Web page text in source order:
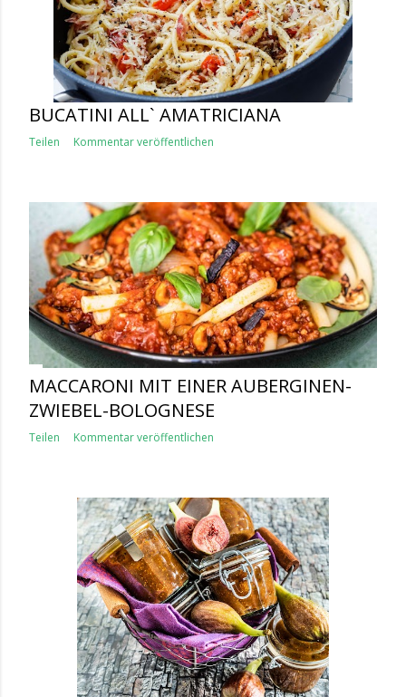
BUCATINI ALL` AMATRICIANA
Teilen Kommentar veröffentlichen
MACCARONI MIT EINER AUBERGINEN-
ZWIEBEL-BOLOGNESE
Teilen Kommentar veröffentlichen